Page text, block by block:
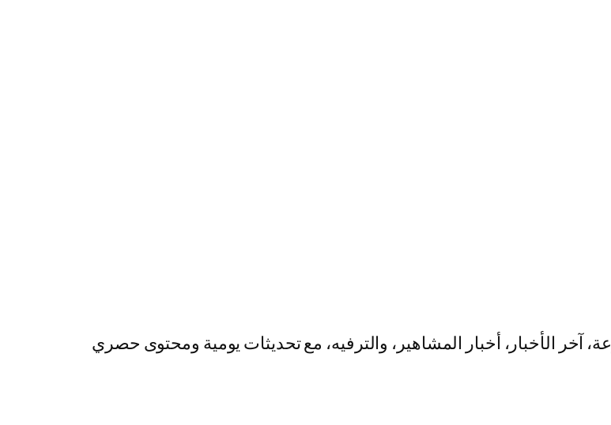
الأخبار، أخبار المشاهير، والترفيه، مع تحديثات يومية ومحتوى حصري